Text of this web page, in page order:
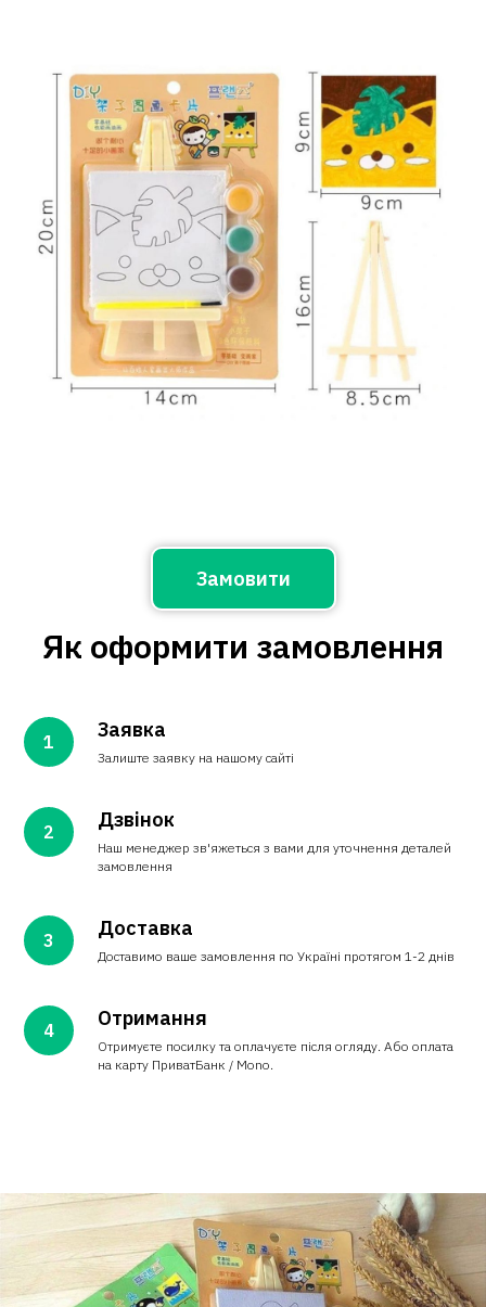
Замовити
Як оформити замовлення
Заявка
Залиште заявку на нашому сайті
Дзвінок
Наш менеджер зв'яжеться з вами для уточнення деталей
замовлення
Доставка
Доставимо ваше замовлення по Україні протягом 1-2 днів
Отримання
Отримуєте посилку та оплачуєте після огляду. Або оплата
на карту ПриватБанк / Mono.